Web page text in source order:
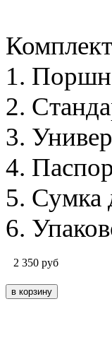
1.
2.
3.
4.
5. Сумка
6.
2 350 руб